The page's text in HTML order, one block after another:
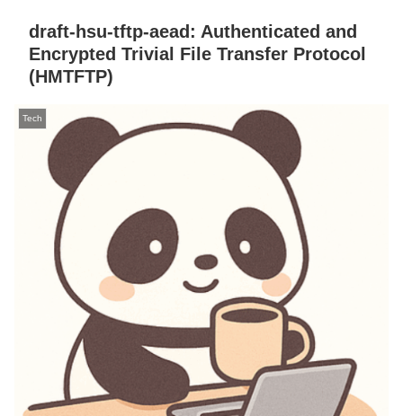
draft-hsu-tftp-aead: Authenticated and
Encrypted Trivial File Transfer Protocol
(HMTFTP)
Tech